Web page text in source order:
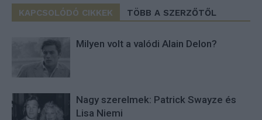
KAPCSOLÓDÓ CIKKEK TÖBB A SZERZŐTŐL
Milyen volt a valódi Alain Delon?
Nagy szerelmek: Patrick Swayze és
Lisa Niemi